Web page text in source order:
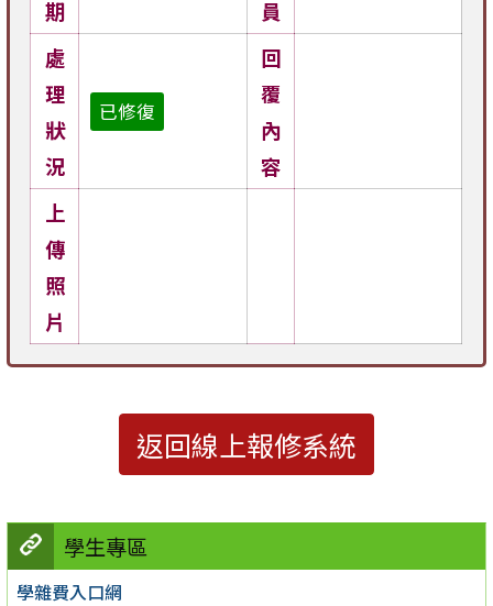
學生專區
學雜費入口網
期
員
處
理
狀
況
已修復
回
覆
內
容
上
傳
照
片
返回線上報修系統